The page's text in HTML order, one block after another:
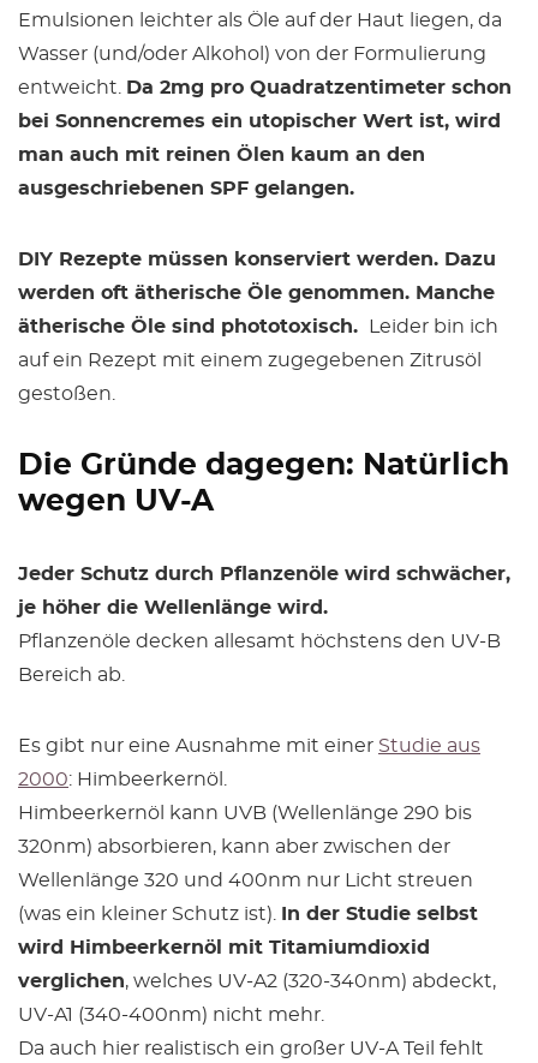
Emulsionen leichter als Öle auf der Haut liegen, da
Wasser (und/oder Alkohol) von der Formulierung
entweicht.
Da 2mg pro Quadratzentimeter schon
bei Sonnencremes ein utopischer Wert ist, wird
man auch mit reinen Ölen kaum an den
ausgeschriebenen SPF gelangen.
DIY Rezepte müssen konserviert werden. Dazu
werden oft ätherische Öle genommen. Manche
ätherische Öle sind phototoxisch.
Leider bin ich
auf ein Rezept mit einem zugegebenen Zitrusöl
gestoßen.
Die Gründe dagegen: Natürlich
wegen UV-A
Jeder Schutz durch Pflanzenöle wird schwächer,
je höher die Wellenlänge wird.
Pflanzenöle decken allesamt höchstens den UV-B
Bereich ab.
Es gibt nur eine Ausnahme mit einer Studie aus
2000: Himbeerkernöl.
Himbeerkernöl kann UVB (Wellenlänge 290 bis
320nm) absorbieren, kann aber zwischen der
Wellenlänge 320 und 400nm nur Licht streuen
(was ein kleiner Schutz ist).
In der Studie selbst
wird Himbeerkernöl mit Titamiumdioxid
verglichen, welches UV-A2 (320-340nm) abdeckt,
UV-A1 (340-400nm) nicht mehr.
Da auch hier realistisch ein großer UV-A Teil fehlt